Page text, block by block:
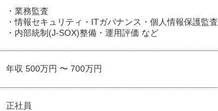
・業務監査
・情報セキュリティ・ITガバナンス・個人情報保護監査
・内部統制(J-SOX)整備・運用評価 など
年収 500万円 〜 700万円
正社員